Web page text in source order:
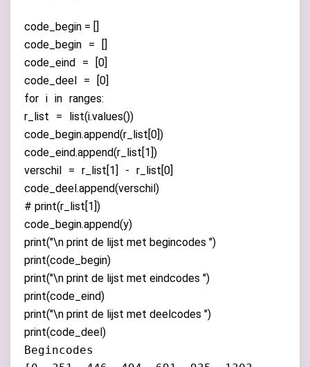
code_begin = []
code_begin =
code_eind
= 0
code_deel
= 0
for i in ranges:
r_list
= list(i.values())
code_begin.append(r_list 0 ])
code_eind.append(r_list 1 ])
verschil
= r_list 1 - r_list 0
code_deel .append(verschil )
# print(r_list[1])
code_begin.append(y)
print("\n print de lijst met begincodes ")
print(code_begin)
print("\n print de lijst met eindcodes ")
print(code_eind)
print("\n print de lijst met deelcodes ")
print(code_deel )
Begincodes